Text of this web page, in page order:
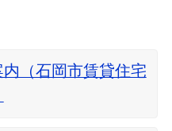
（石岡市賃貸住宅